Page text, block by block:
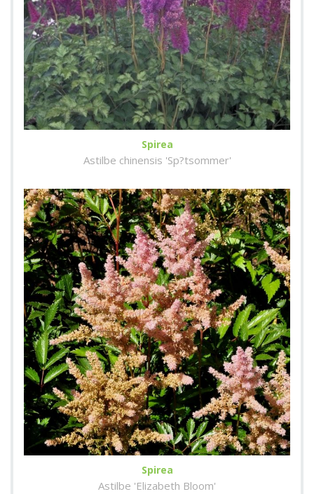
Spirea
Astilbe chinensis 'Sp?tsommer'
Spirea
Astilbe 'Elizabeth Bloom'